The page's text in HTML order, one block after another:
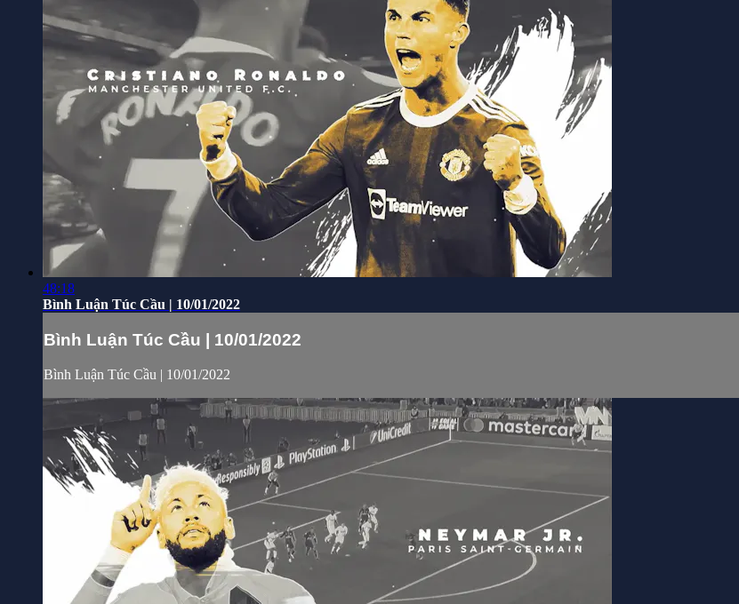
48:18
Bình Luận Túc Cầu | 10/01/2022
Bình Luận Túc Cầu | 10/01/2022
Bình Luận Túc Cầu | 10/01/2022